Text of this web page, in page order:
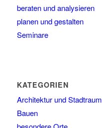
beraten und analysieren
planen und gestalten
Seminare
KATEGORIEN
Architektur und Stadtraum
Bauen